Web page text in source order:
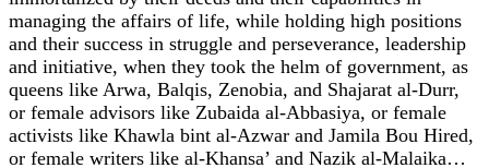
managing the affairs of life, while holding high positions
and their success in struggle and perseverance, leadership
and initiative, when they took the helm of government, as
queens like Arwa, Balqis, Zenobia, and Shajarat al-Durr,
or female advisors like Zubaida al-Abbasiya, or female
activists like Khawla bint al-Azwar and Jamila Bou Hired,
or female writers like al-Khansa’ and Nazik al-Malaika…